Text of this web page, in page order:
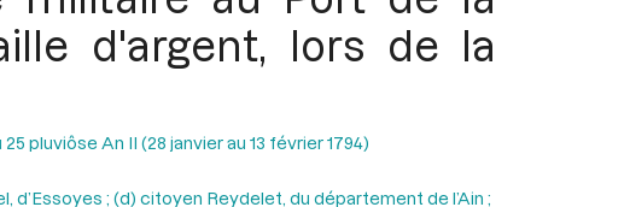
d'argent, lors de la
25 pluviôse An II (28 janvier au 13 février 1794)
; (d) citoyen Reydelet, du département de l’Ain ;